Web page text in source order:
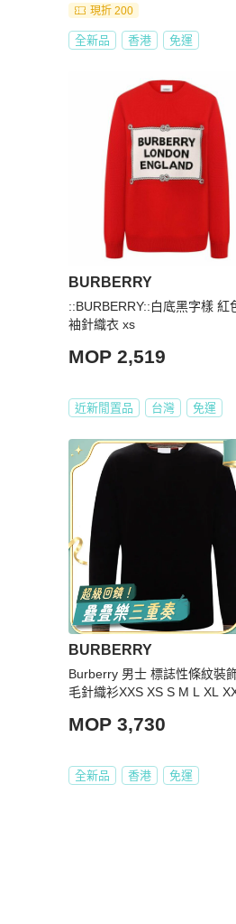
現折 200
全新品 香港 免運
BURBERRY
::BURBERRY::白底黑字樣 紅
袖針織衣 xs
MOP 2,519
近新閒置品 台灣 免運
BURBERRY
Burberry 男士 標誌性條紋裝
毛針織衫XXS XS S M L XL
MOP 3,730
全新品 香港 免運